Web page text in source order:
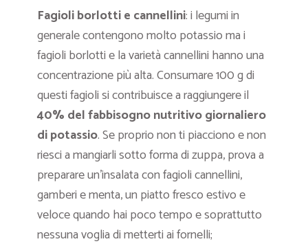
Fagioli borlotti e cannellini: i legumi in
generale contengono molto potassio ma i
fagioli borlotti e la varietà cannellini hanno una
concentrazione più alta. Consumare 100 g di
questi fagioli si contribuisce a raggiungere il
40% del fabbisogno nutritivo giornaliero
di potassio. Se proprio non ti piacciono e non
riesci a mangiarli sotto forma di zuppa, prova a
preparare un’insalata con fagioli cannellini,
gamberi e menta, un piatto fresco estivo e
veloce quando hai poco tempo e soprattutto
nessuna voglia di metterti ai fornelli;